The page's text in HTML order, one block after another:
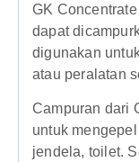
GK
dapat
digunakan
atau peralatan
Campuran dari
untuk
jendela, toilet.